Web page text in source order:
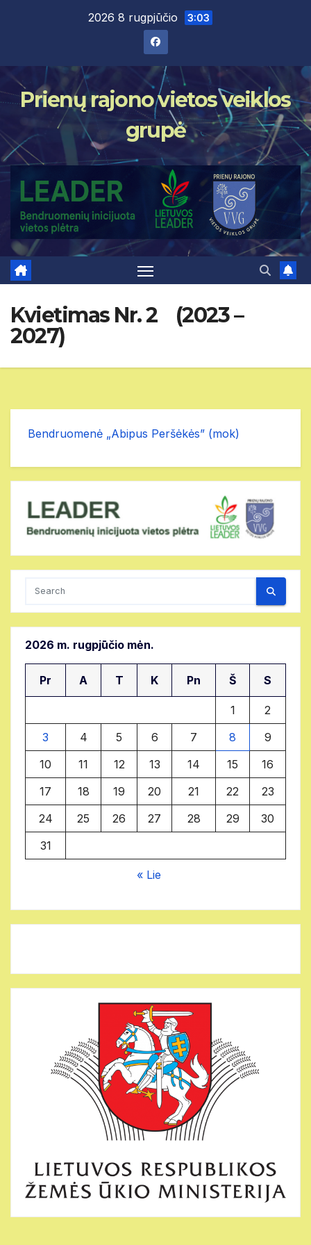
2026 8 rugpjūčio 3:03
Prienų rajono vietos veiklos
grupė
Kvietimas Nr. 2 (2023 –
2027)
Bendruomenė „Abipus Peršėkės” (mok)
Search
2026 m. rugpjūčio mėn.
Pr A T K Pn Š S
1
2
3
4 5 6 7 8
9
10
11 12 13 14 15
16
17
18 19 20 21 22
23
24
25 26 27 28 29
30
31
« Lie